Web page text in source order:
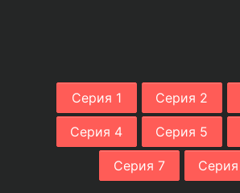
Серия 1 Серия 2
Серия 4 Серия 5
Серия 7